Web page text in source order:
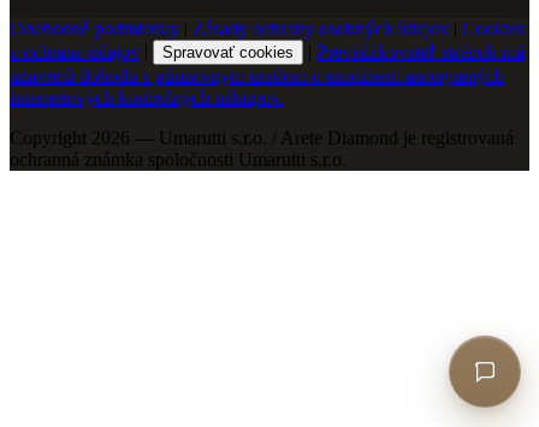
Obchodné podmienky | Zásady ochrany osobných údajov | Cookies
a ochrana údajov | Spravovať cookies | Prevádzkovateľ stránok má
uzavretú dohodu s púnzovným úradom o umožnení anonymných
internetových kontrolných nákupov.
Copyright 2026 — Umarutti s.r.o. / Arete Diamond je registrovaná
ochranná známka spoločnosti Umarutti s.r.o.